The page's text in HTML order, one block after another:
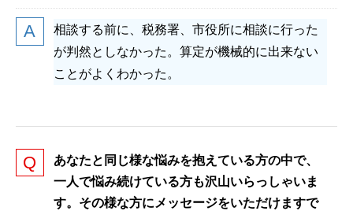
相談する前に、税務署、市役所に相談に行った
が判然としなかった。算定が機械的に出来ない
ことがよくわかった。
あなたと同じ様な悩みを抱えている方の中で、
一人で悩み続けている方も沢山いらっしゃいま
す。その様な方にメッセージをいただけますで